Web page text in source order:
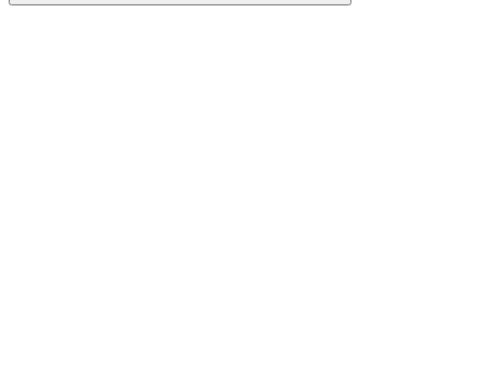
Buscar